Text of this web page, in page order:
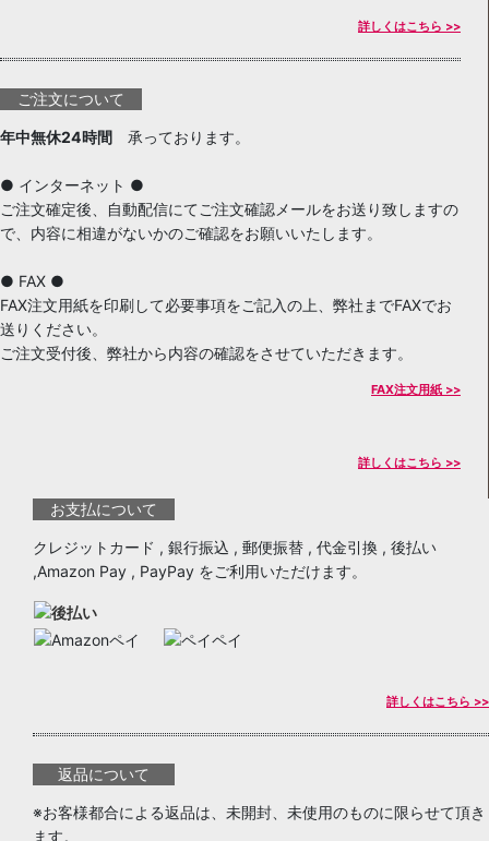
詳しくはこちら >>
ご注文について
年中無休24時間 承っております。
● インターネット ●
ご注文確定後、自動配信にてご注文確認メールをお送り致しますの
で、内容に相違がないかのご確認をお願いいたします。
● FAX ●
FAX注文用紙を印刷して必要事項をご記入の上、弊社までFAXでお
送りください。
ご注文受付後、弊社から内容の確認をさせていただきます。
FAX注文用紙 >>
詳しくはこちら >>
お支払について
クレジットカード , 銀行振込 , 郵便振替 , 代金引換 , 後払い
,Amazon Pay , PayPay をご利用いただけます。
詳しくはこちら >>
返品について
※お客様都合による返品は、未開封、未使用のものに限らせて頂き
ます。